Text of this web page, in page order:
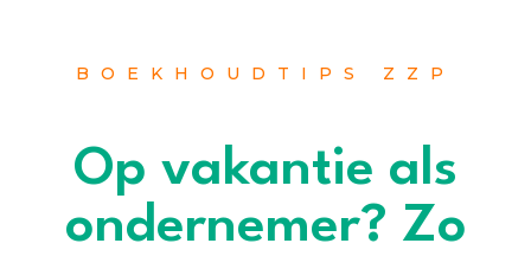
BOEKHOUDTIPS ZZP
Op vakantie als
ondernemer? Zo